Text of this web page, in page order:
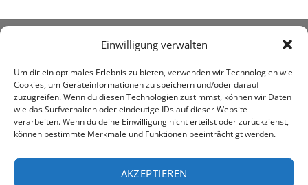
Einwilligung verwalten
Um dir ein optimales Erlebnis zu bieten, verwenden wir Technologien wie
Cookies, um Geräteinformationen zu speichern und/oder darauf
zuzugreifen. Wenn du diesen Technologien zustimmst, können wir Daten
wie das Surfverhalten oder eindeutige IDs auf dieser Website
verarbeiten. Wenn du deine Einwilligung nicht erteilst oder zurückziehst,
können bestimmte Merkmale und Funktionen beeinträchtigt werden.
AKZEPTIEREN
um den Kauf landwirtschaftlicher Bedarfsartikel geht.